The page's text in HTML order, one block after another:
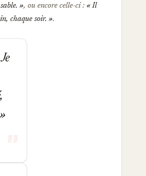
, ou encore celle-ci :
Il
chaque soir.
.